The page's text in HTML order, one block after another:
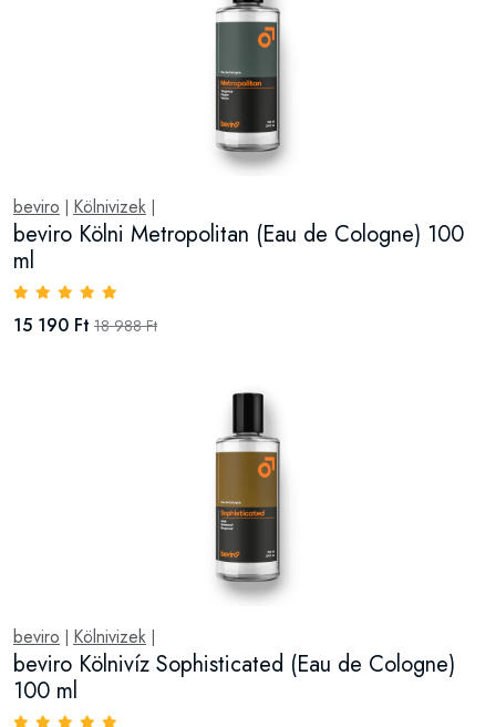
beviro Kölnivizek
beviro Kölni Metropolitan (Eau de Cologne) 100
ml
15 190 Ft 18 988 Ft
beviro Kölnivizek
beviro Kölnivíz Sophisticated (Eau de Cologne)
100 ml